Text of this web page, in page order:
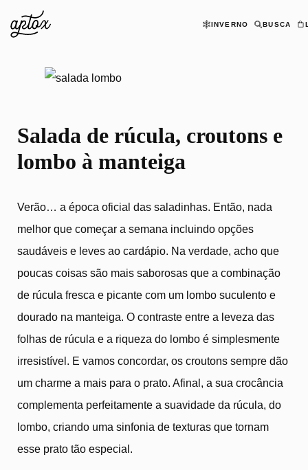
INVERNO BUSCA
Salada de rúcula, croutons e
Salada de rúcula, croutons e
lombo à manteiga
Verão… a época oficial das saladinhas. Então, nada
melhor que começar a semana incluindo opções
saudáveis e leves ao cardápio. Na verdade, acho que
poucas coisas são mais saborosas que a combinação
de rúcula fresca e picante com um lombo suculento e
dourado na manteiga. O contraste entre a leveza das
folhas de rúcula e a riqueza do lombo é simplesmente
irresistível. E vamos concordar, os croutons sempre dão
um charme a mais para o prato. Afinal, a sua crocância
complementa perfeitamente a suavidade da rúcula, do
lombo, criando uma sinfonia de texturas que tornam
esse prato tão especial.